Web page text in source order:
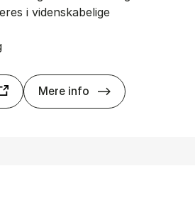
i videnskabelige
Mere info SSRN